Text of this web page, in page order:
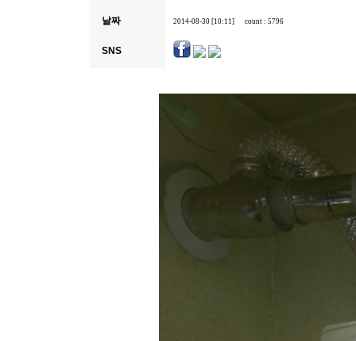
날짜 2014-08-30 [10:11] count : 5796
SNS